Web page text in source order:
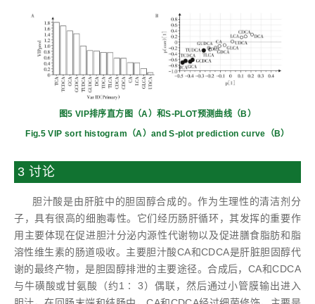
图5 VIP排序直方图（A）和S⁃PLOT预测曲线（B）
Fig.5 VIP sort histogram（A）and S⁃plot prediction curve（B）
3 讨论
胆汁酸是由肝脏中的胆固醇合成的。作为生理性的清洁剂分
子，具有很高的细胞毒性。它们经历肠肝循环，其发挥的重要作
用主要体现在促进胆汁分泌内源性代谢物以及促进膳食脂肪和脂
溶性维生素的肠道吸收。主要胆汁酸CA和CDCA是肝脏胆固醇代
谢的最终产物，是胆固醇排泄的主要途径。合成后，CA和CDCA
与牛磺酸或甘氨酸（约1∶ 3）偶联，然后通过小管膜输出进入